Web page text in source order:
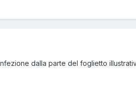
dalla parte del foglietto